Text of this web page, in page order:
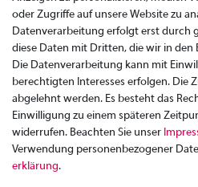
Zahlung
oder Zugriffe auf unsere Website zu
Datenverarbeitung erfolgt erst durch
diese Daten mit Dritten, die wir in den
Die Datenverarbeitung kann mit
berechtigten Interesses erfolgen. Die
abgelehnt werden. Es besteht das
Einwilligung zu einem späteren
widerrufen. Beachten Sie unser
Verwendung personenbezogener
erklärung.